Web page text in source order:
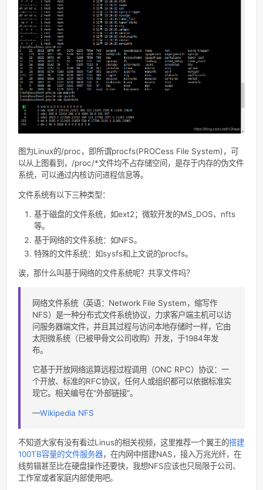
文件都有文件名与数据，这在 Linux 上被分成两个部分：用户
(user data) 与元数据 (metadata)。用户数据，即文件数据块
(data block)，数据块是记录文件真实内容的地方；而元数据
文件的附加属性，如文件大小、创建时间、所有者等信息。
图为Linux的/proc，即所谓procfs(PROCess File System)
以从上图看到，/proc/*文件均不占存储空间，是存于内存的伪
系统，可以通过内核访问进程信息等。
文件系统有以下三种类型：
基于磁盘的文件系统，如ext2；微软开发的MS_DOS、
基于网络的文件系统：如NFS。
特殊的文件系统：如sysfs和上文说的procfs。
诶，那什么叫基于网络的文件系统呢？共享文件吗？
网络文件系统（英语：Network File System，缩写作
NFS）是一种分布式文件系统协议，力求客户端主机可以
问服务器端文件，并且其过程与访问本地存储时一样，它由